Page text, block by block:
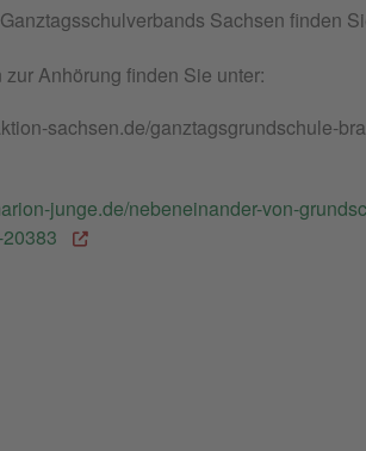
Sachsen finden
Anhörung finden Sie unter:
sachsen.de/ganztagsgrundschule-
junge.de/nebeneinander-von-